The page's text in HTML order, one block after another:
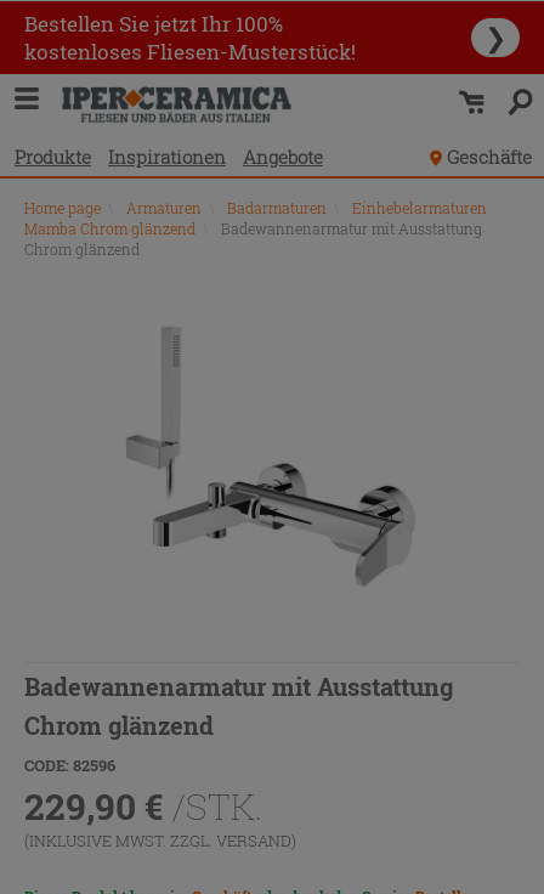
Bestellen Sie jetzt Ihr 100%
kostenloses Fliesen-Musterstück!
❯
Produkte Inspirationen Angebote Geschäfte
Home page Armaturen Badarmaturen
Einhebelarmaturen
Mamba Chrom glänzend
Badewannenarmatur mit Ausstattung
Chrom glänzend
Badewannenarmatur mit Ausstattung
Chrom glänzend
CODE: 82596
229,90 € /STK.
(INKLUSIVE MWST. ZZGL. VERSAND)